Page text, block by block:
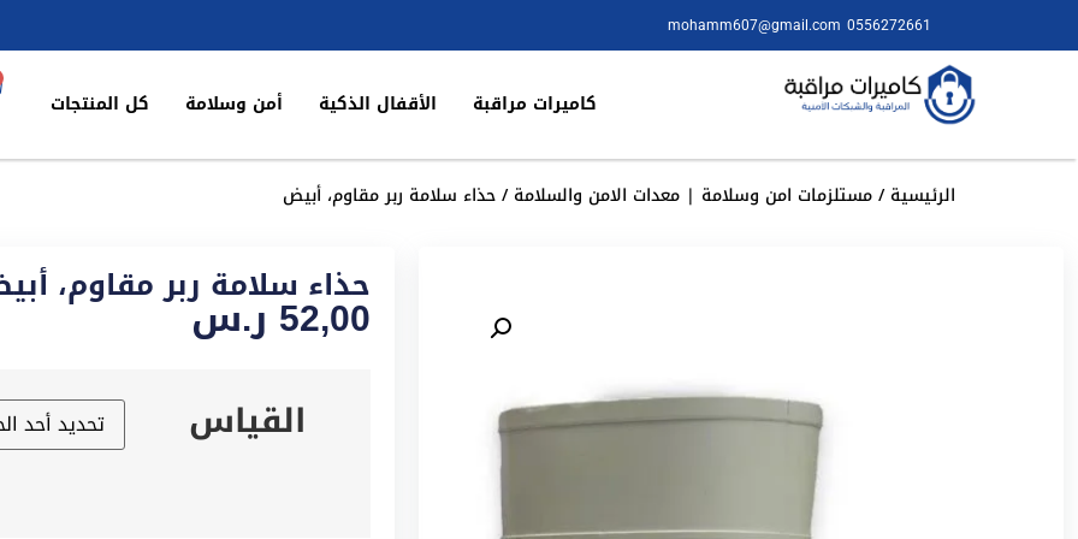
0556272661
mohamm607@gmail.com
كاميرات مراقبة الأقفال الذكية أمن وسلامة كل المنتجات
الرئيسية/مستلزمات امن وسلامة | معدات الامن والسلامة/ حذاء سلامة ربر مقاوم، أبيض
حذاء سلامة ربر مقاوم،
52,00ر.س
القياس